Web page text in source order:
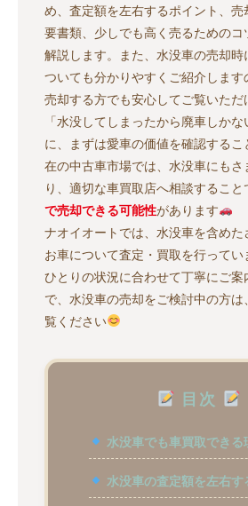
め、査定額を左右するポイント、
要書類、少しでも高く売るためのコ
解説します。また、水没車の売却
ついても分かりやすくご紹介しま
売却する方でも安心してご覧いただ
「水没してしまったから廃車しか
に、まずは愛車の価値を確認する
在の中古車市場では、水没車にも
り、適切な車買取店へ相談すること
で売却できる可能性があります
ナオイオートでは、水没車を含め
お車について査定・買取を行ってい
ひとりの状況に合わせて丁寧にご
で、水没車の売却をご検討中の方
覧ください
目次
水没車でも車買取できる
水没車の査定額を左右す